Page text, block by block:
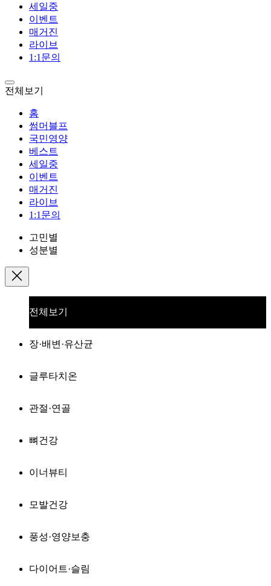
세일중
이벤트
매거진
라이브
1:1문의
전체보기
홈
썸머블프
국민영양
베스트
세일중
이벤트
매거진
라이브
1:1문의
고민별
성분별
전체보기
장·배변·유산균
글루타치온
관절·연골
뼈건강
이너뷰티
모발건강
풍성·영양보충
다이어트·슬림